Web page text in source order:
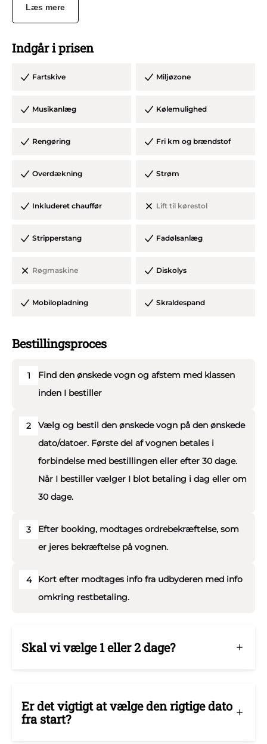
andre studentervogne på markedet og så er de lidt større,
- Polstrede bænke, som kan klappe op for endnu mere
- Fadølsanlæg
- Cooler
- Skridsikker trappe med gelænder
- Mobilladere
- Fri kilometer og brændstof
- Slutrengøring
- Mulighed for tilkøb af slush ice
Bemærk venligst at vi ikke ruller presenningen helt op på
Der er mulighed for tilkøb af 2 timers ekstra kørsel
Læs mere
Indgår i prisen
Fartskive Miljøzone
Musikanlæg Kølemulighed
Rengøring Fri km og brændstof
Overdækning Strøm
Inkluderet chauffør Lift til kørestol
Stripperstang Fadølsanlæg
Røgmaskine Diskolys
Mobilopladning Skraldespand
Bestillingsproces
1
Find den ønskede vogn og afstem med klassen
inden I bestiller
2
Vælg og bestil den ønskede vogn på den ønskede
dato/datoer. Første del af vognen betales i
forbindelse med bestillingen eller efter 30 dage.
Når I bestiller vælger I blot betaling i dag eller om
30 dage.
3
Efter booking, modtages ordrebekræftelse, som
er jeres bekræftelse på vognen.
4
Kort efter modtages info fra udbyderen med info
omkring restbetaling.
Skal vi vælge 1 eller 2 dage?
Er det vigtigt at vælge den rigtige dato
fra start?